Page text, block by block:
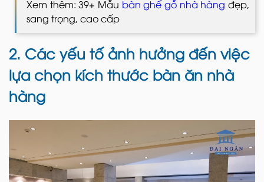
Xem thêm: 39+ Mẫu bàn ghế gỗ nhà hàng đẹp,
sang trọng, cao cấp
2. Các yếu tố ảnh hưởng đến việc
lựa chọn kích thước bàn ăn nhà
hàng